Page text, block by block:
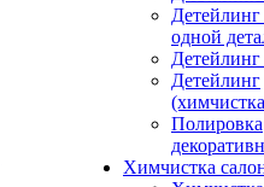
одной
Детейлинг
Полировка
Химчистка